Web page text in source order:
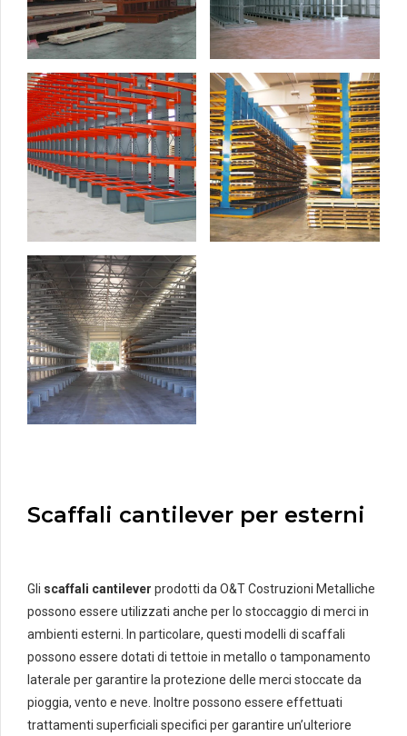
Scaffali cantilever per esterni
Gli scaffali cantilever prodotti da O&T Costruzioni Metalliche
possono essere utilizzati anche per lo stoccaggio di merci in
ambienti esterni. In particolare, questi modelli di scaffali
possono essere dotati di tettoie in metallo o tamponamento
laterale per garantire la protezione delle merci stoccate da
pioggia, vento e neve. Inoltre possono essere effettuati
trattamenti superficiali specifici per garantire un’ulteriore